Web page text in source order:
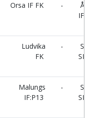
Orsa IF FK -
Ludvika
FK
-
Malungs
IF:P13
-